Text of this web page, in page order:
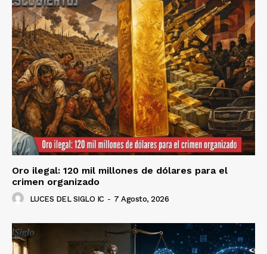
Oro ilegal: 120 mil millones de dólares para el
crimen organizado
LUCES DEL SIGLO IC - 7 Agosto, 2026